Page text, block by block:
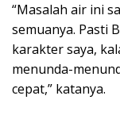
“Masalah air ini
semuanya. Pasti
karakter saya,
menunda-
cepat,” katanya.